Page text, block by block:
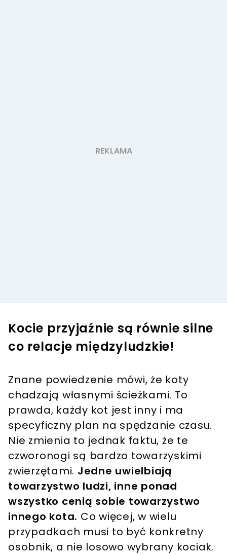
Kocie przyjaźnie są równie silne
co relacje międzyludzkie!
Znane powiedzenie mówi, że koty
chadzają własnymi ścieżkami. To
prawda, każdy kot jest inny i ma
specyficzny plan na spędzanie czasu.
Nie zmienia to jednak faktu, że te
czworonogi są bardzo towarzyskimi
zwierzętami. Jedne uwielbiają
towarzystwo ludzi, inne ponad
wszystko cenią sobie towarzystwo
innego kota. Co więcej, w wielu
przypadkach musi to być konkretny
osobnik, a nie losowo wybrany kociak.